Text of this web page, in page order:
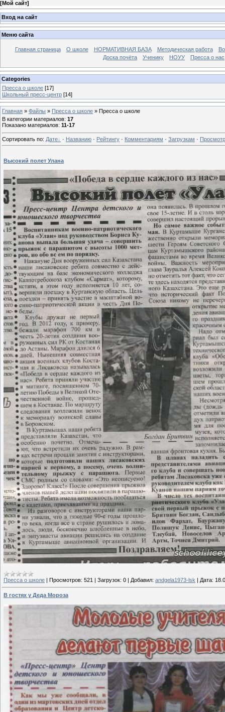
[Мой сайт]
Вход на сайт
Меню сайта
Главная страница О школе НОРМАТИВНАЯ БАЗА Методическая работа
Доска почёта
Ученику НОУУ Пресса о нас
Categories
Пресса о школе [17]
Школьный пресс-центр [14]
Главная » Файлы » Пресса о школе » Пресса о школе
В категории материалов: 17
Показано материалов: 11-17
Сортировать по: Дате · Названию · Рейтингу · Комментариям · Загрузкам ·
Высокий полет Улана
Пресса о школе | Просмотров: 521 | Загрузок: 0 | Добавил: andgela1973-lsk | Дата:
В гостях у Деда Мороза